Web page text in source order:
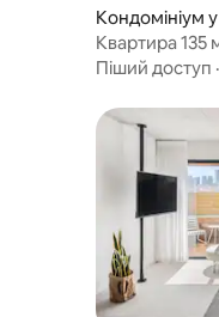
Кондомініум
к
Квартира 135
парковка
Піший доступ ·